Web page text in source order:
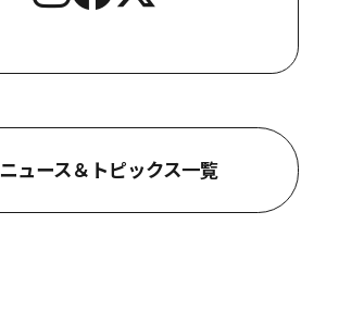
ニュース＆トピックス一覧